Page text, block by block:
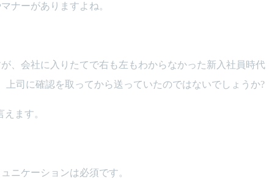
ナーがありますよね。
、会社に入りたてで右も左もわからなかった新入社員時代
司に確認を取ってから送っていたのではないでしょうか?
ます。
ニケーションは必須です。